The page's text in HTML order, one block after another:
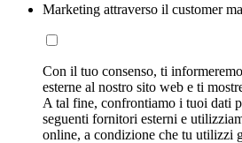
Marketing attraverso il customer
Con il tuo consenso, ti
esterne al nostro sito web e ti
A tal fine, confrontiamo i tuoi dati
seguenti fornitori esterni e
online, a condizione che tu utilizzi